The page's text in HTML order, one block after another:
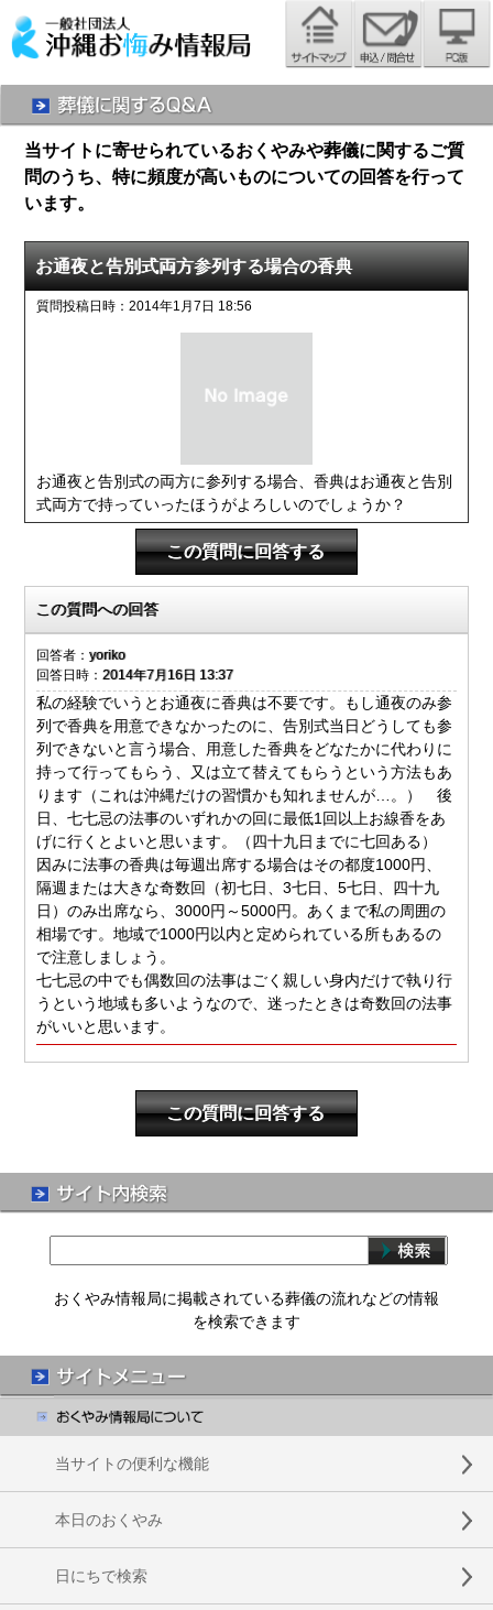
当サイトに寄せられているおくやみや葬儀に関するご質
問のうち、特に頻度が高いものについての回答を行って
います。
お通夜と告別式両方参列する場合の香典
質問投稿日時：2014年1月7日 18:56
お通夜と告別式の両方に参列する場合、香典はお通夜と告別
式両方で持っていったほうがよろしいのでしょうか？
この質問に回答する
この質問への回答
回答者：yoriko
回答日時：2014年7月16日 13:37
私の経験でいうとお通夜に香典は不要です。もし通夜のみ参
列で香典を用意できなかったのに、告別式当日どうしても参
列できないと言う場合、用意した香典をどなたかに代わりに
持って行ってもらう、又は立て替えてもらうという方法もあ
ります（これは沖縄だけの習慣かも知れませんが…。） 後
日、七七忌の法事のいずれかの回に最低1回以上お線香をあ
げに行くとよいと思います。（四十九日までに七回ある）
因みに法事の香典は毎週出席する場合はその都度1000円、
隔週または大きな奇数回（初七日、3七日、5七日、四十九
日）のみ出席なら、3000円～5000円。あくまで私の周囲の
相場です。地域で1000円以内と定められている所もあるの
で注意しましょう。
七七忌の中でも偶数回の法事はごく親しい身内だけで執り行
うという地域も多いようなので、迷ったときは奇数回の法事
がいいと思います。
この質問に回答する
おくやみ情報局に掲載されている葬儀の流れなどの情報
を検索できます
当サイトの便利な機能
本日のおくやみ
日にちで検索